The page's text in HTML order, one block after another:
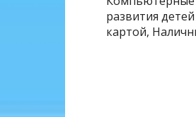
развития
картой,